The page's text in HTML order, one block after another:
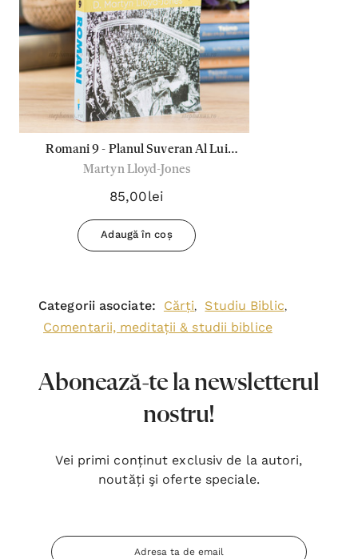
Romani 9 - Planul Suveran Al Lui
Dumnezeu
Martyn Lloyd-Jones
85,00lei
Adaugă în coș
Categorii asociate: Cărți, Studiu Biblic,
Comentarii, meditații & studii biblice
Abonează-te la newsletterul
nostru!
Vei primi conținut exclusiv de la autori,
noutăți şi oferte speciale.
Adresa